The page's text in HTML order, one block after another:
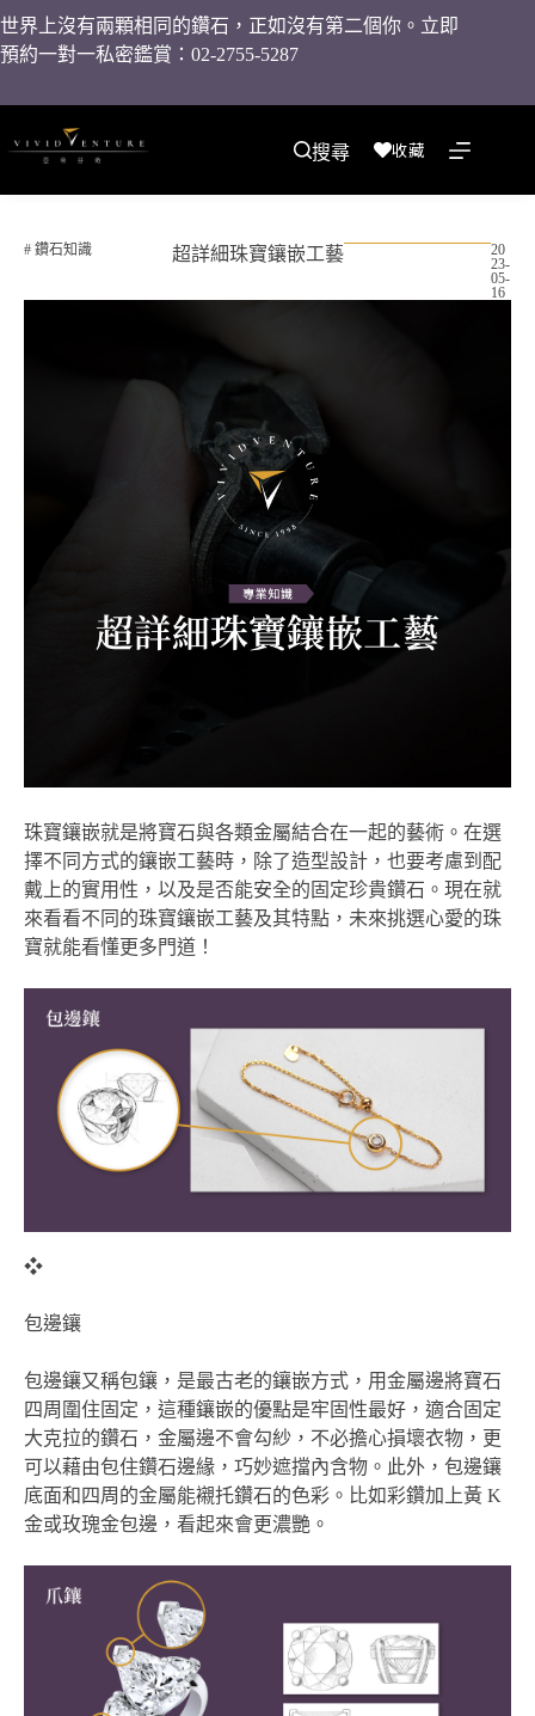
世界上沒有兩顆相同的鑽石，正如沒有第二個你。立即
預約一對一私密鑑賞：02-2755-5287
搜尋 收藏
# 鑽石知識 超詳細珠寶鑲嵌工藝
20
23-
05-
16
珠寶鑲嵌就是將寶石與各類金屬結合在一起的藝術。在選
擇不同方式的鑲嵌工藝時，除了造型設計，也要考慮到配
戴上的實用性，以及是否能安全的固定珍貴鑽石。現在就
來看看不同的珠寶鑲嵌工藝及其特點，未來挑選心愛的珠
寶就能看懂更多門道！
❖
包邊鑲
包邊鑲又稱包鑲，是最古老的鑲嵌方式，用金屬邊將寶石
四周圍住固定，這種鑲嵌的優點是牢固性最好，適合固定
大克拉的鑽石，金屬邊不會勾紗，不必擔心損壞衣物，更
可以藉由包住鑽石邊緣，巧妙遮擋內含物。此外，包邊鑲
底面和四周的金屬能襯托鑽石的色彩。比如彩鑽加上黃 K
金或玫瑰金包邊，看起來會更濃艷。